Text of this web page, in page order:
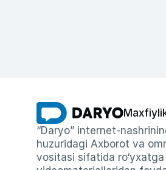
“Daryo” internet-
huzuridagi Axborot va
vositasi sifatida